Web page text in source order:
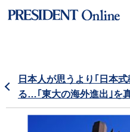
日本人が思うより｢日本
る…｢東大の海外進出｣を